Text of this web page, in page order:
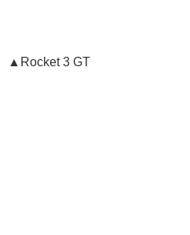
▲Rocket 3 GT